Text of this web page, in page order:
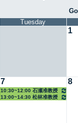
Tuesday
1
7
10:30~12:00 石瀬准教授
13:00~14:30 松林准教授
8